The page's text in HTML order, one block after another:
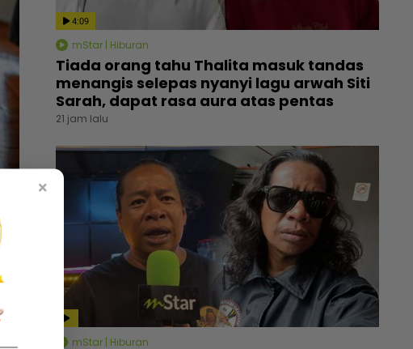
4:09
mStar | Hiburan
Tiada orang tahu Thalita masuk tandas
menangis selepas nyanyi lagu arwah Siti
Sarah, dapat rasa aura atas pentas
21 jam lalu
mStar | Hiburan
×